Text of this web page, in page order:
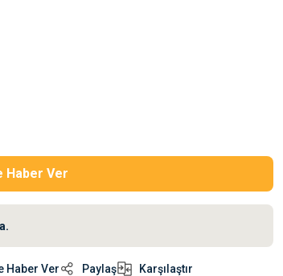
Haber Ver
Haber Ver Paylaş Karşılaştır